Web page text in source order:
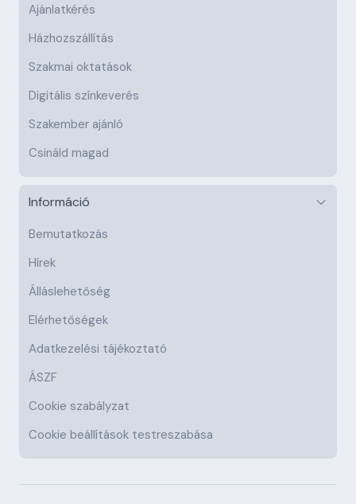
Ajánlatkérés
Házhozszállítás
Szakmai oktatások
Digitális színkeverés
Szakember ajánló
Csináld magad
Információ
Bemutatkozás
Hírek
Álláslehetőség
Elérhetőségek
Adatkezelési tájékoztató
ÁSZF
Cookie szabályzat
Cookie beállítások testreszabása